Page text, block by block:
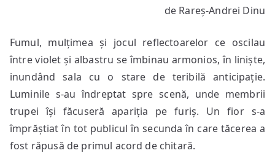
amintiri
de Rareș-Andrei Dinu
Fumul, mulțimea și jocul reflectoarelor ce oscilau
între violet și albastru se îmbinau armonios, în liniște,
inundând sala cu o stare de teribilă anticipație.
Luminile s-au îndreptat spre scenă, unde membrii
trupei își făcuseră apariția pe furiș. Un fior s-a
împrăștiat în tot publicul în secunda în care tăcerea a
fost răpusă de primul acord de chitară.